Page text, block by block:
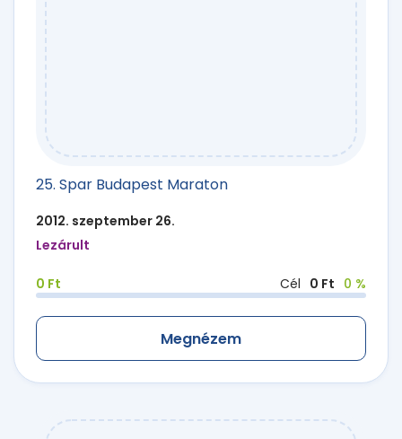
25. Spar Budapest Maraton
2012. szeptember 26.
Lezárult
0 Ft Cél 0 Ft 0 %
Megnézem